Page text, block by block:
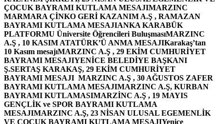
ÇOCUK BAYRAMI KUTLAMA MESAJIMARZINC
MARMARA ÇİNKO GERİ KAZANIM A.Ş , RAMAZAN
BAYRAMI KUTLAMA MESAJIANKA KARABÜK
PLATFORMU Üniversite Öğrencileri BuluşmasıMARZINC
A.Ş , 10 KASIM ATATÜRK’Ü ANMA MESAJIKarakaş’tan
10 Kasım mesajıMARZINC A.Ş , 29 EKİM CUMHURİYET
BAYRAMI MESAJIYENİCE BELEDİYE BAŞKANI
Ş.SERTAŞ KARAKAŞ, 29 EKİM CUMHURİYET
BAYRAMI MESAJI MARZINC A.Ş , 30 AĞUSTOS ZAFER
BAYRAMI KUTLAMA MESAJIMARZINC A.Ş, KURBAN
BAYRAMI KUTLAMASIMARZİNC A.Ş , 19 MAYIS
GENÇLİK ve SPOR BAYRAMI KUTLAMA
MESAJIMARZINC A.Ş, 23 NİSAN ULUSAL EGEMENLİK
VE ÇOCUK BAYRAMI KUTLAMA MESAJIYenice